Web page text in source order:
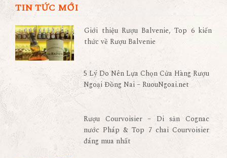
TIN TỨC MỚI
Giới thiệu Rượu Balvenie, Top 6 kiến
thức về Rượu Balvenie
5 Lý Do Nên Lựa Chọn Cửa Hàng Rượu
Ngoại Đồng Nai – RuouNgoai.net
Rượu Courvoisier – Di sản Cognac
nước Pháp & Top 7 chai Courvoisier
đáng mua nhất